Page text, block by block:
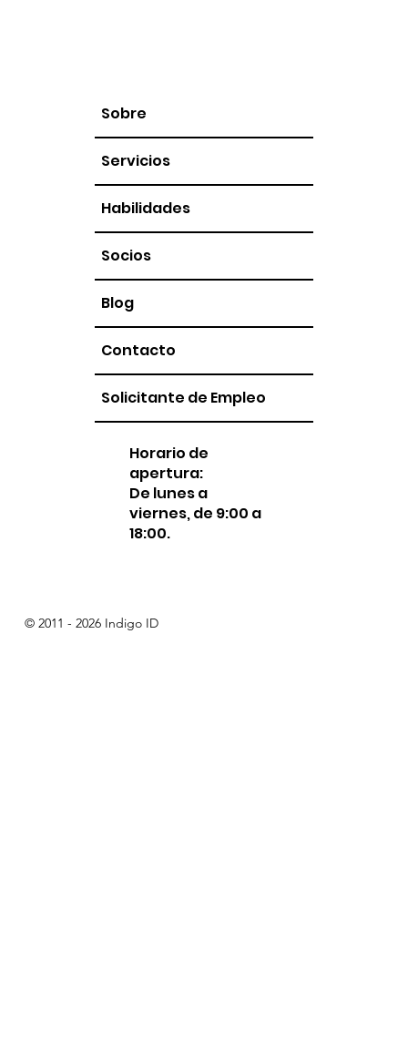
Horario de
apertura:
De lunes a
viernes, de 9:00 a
18:00.
© 2011 - 2026 Indigo ID
Sobre
Servicios
Habilidades
Socios
Blog
Contacto
Solicitante de Empleo